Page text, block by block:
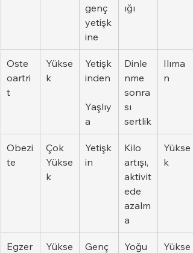
genç
yetişk
ine
ığı
Oste
oartri
t
Yükse
k
Yetişk
inden
Yaşlıy
a
Dinle
nme
sonra
sı
sertlik
Ilıma
n
Obezi
te
Çok
Yükse
k
Yetişk
in
Kilo
artışı,
aktivit
ede
azalm
a
Yükse
k
Egzer
Yükse
Genç
Yoğu
Yükse